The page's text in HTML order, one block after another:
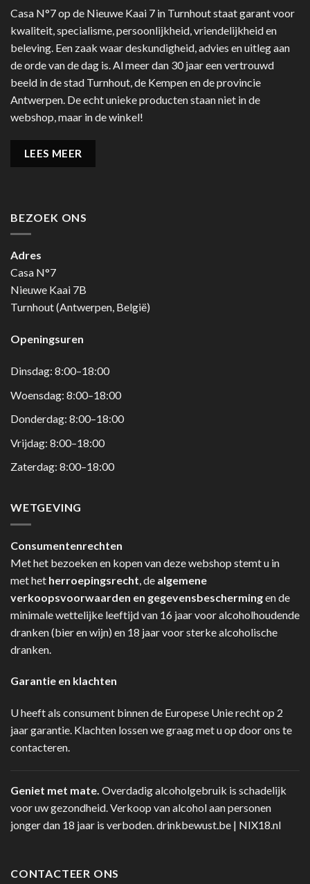
Casa N°7 op de Nieuwe Kaai 7 in Turnhout staat garant voor
kwaliteit, specialisme, persoonlijkheid, vriendelijkheid en
beleving. Een zaak waar deskundigheid, advies en uitleg aan
de orde van de dag is. Al meer dan 30 jaar een vertrouwd
beeld in de stad Turnhout, de Kempen en de provincie
Antwerpen. De echt unieke producten staan niet in de
webshop, maar in de winkel!
LEES MEER
BEZOEK ONS
Adres
Casa N°7
Nieuwe Kaai 7B
Turnhout (Antwerpen, België)
Openingsuren
Dinsdag: 8:00–18:00
Woensdag: 8:00–18:00
Donderdag: 8:00–18:00
Vrijdag: 8:00–18:00
Zaterdag: 8:00–18:00
WETGEVING
Consumentenrechten
Met het bezoeken en kopen van deze webshop stemt u in
met het herroepingsrecht , de algemene
verkoopsvoorwaarden en gegevensbeschermingen de
minimale wettelijke leeftijd van 16 jaar voor alcoholhoudende
dranken (bier en wijn) en 18 jaar voor sterke alcoholische
dranken.
Garantie en klachten
U heeft als consument binnen de Europese Unie recht op 2
jaar garantie. Klachten lossen we graag met u op door ons te
contacteren.
Geniet met mate. Overdadig alcoholgebruik is schadelijk
voor uw gezondheid. Verkoop van alcohol aan personen
jonger dan 18 jaar is verboden.drinkbewust.be | NIX18.nl
CONTACTEER ONS